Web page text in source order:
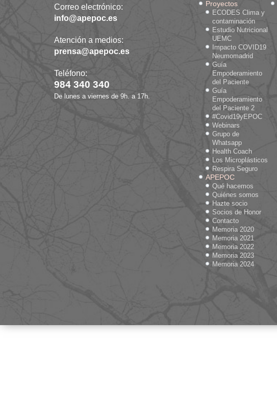
Correo electrónico:
info@apepoc.es
Atención a medios:
prensa@apepoc.es
Teléfono:
984 340 340
De lunes a viernes de 9h. a 17h.
Proyectos
ECODES Clima y
contaminación
Estudio Nutricional
UEMC
Impacto COVID19
Neumomadrid
Guía
Empoderamiento
del Paciente
Guía
Empoderamiento
del Paciente 2
#Covid19yEPOC
Webinars
Grupo de
Whatsapp
Health Coach
Los Microplásticos
Respira Seguro
APEPOC
Qué hacemos
Quiénes somos
Hazte socio
Socios de Honor
Contacto
Memoria 2020
Memoria 2021
Memoria 2022
Memoria 2023
Memoria 2024